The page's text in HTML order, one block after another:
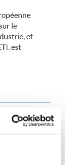
le
et
est